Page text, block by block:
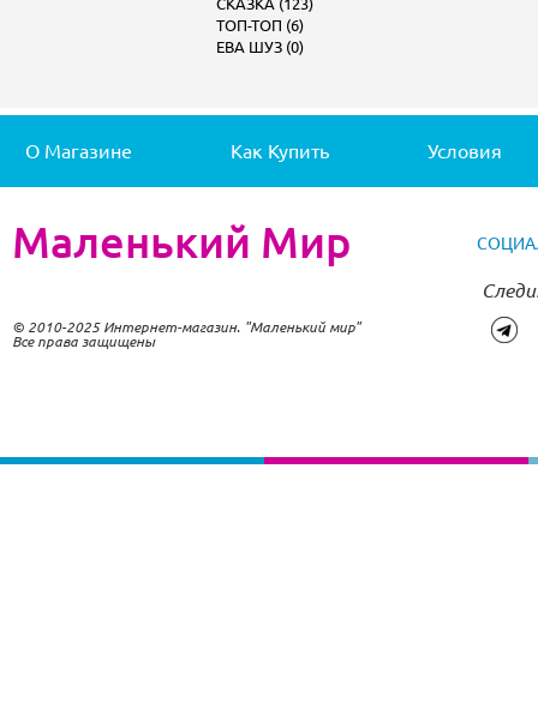
СКАЗКА (123)
ТОП-ТОП (6)
ЕВА ШУЗ (0)
О Магазине Как Купить Условия
Маленький Мир
© 2010-2025 Интернет-магазин. "Маленький мир"
Все права защищены